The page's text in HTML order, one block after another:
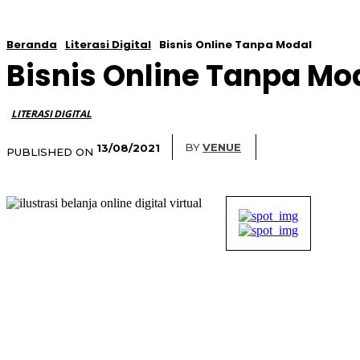
Beranda Literasi Digital Bisnis Online Tanpa Modal
Bisnis Online Tanpa
LITERASI DIGITAL
PUBLISHED ON 13/08/2021 BYVENUE